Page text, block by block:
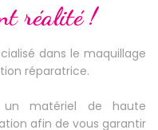
réalité !
dans le maquillage
réparatrice.
matériel de haute
afin de vous garantir